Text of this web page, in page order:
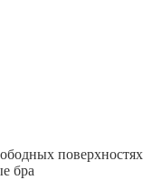
поверхностях
бра